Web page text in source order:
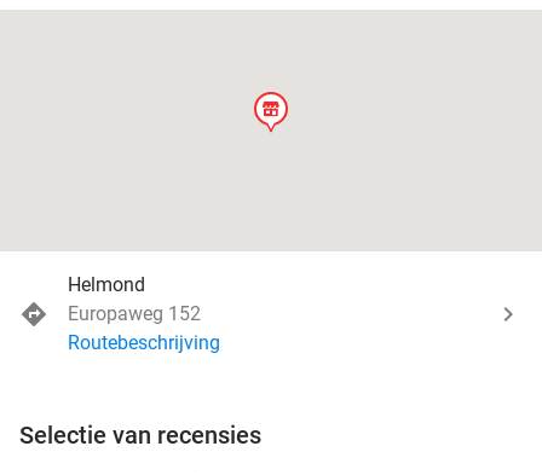
store
Helmond
Europaweg 152
Routebeschrijving
Selectie van recensies